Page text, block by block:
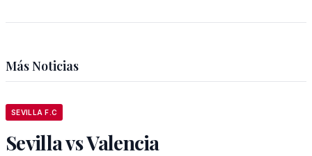
Más Noticias
SEVILLA F.C
Sevilla vs Valencia